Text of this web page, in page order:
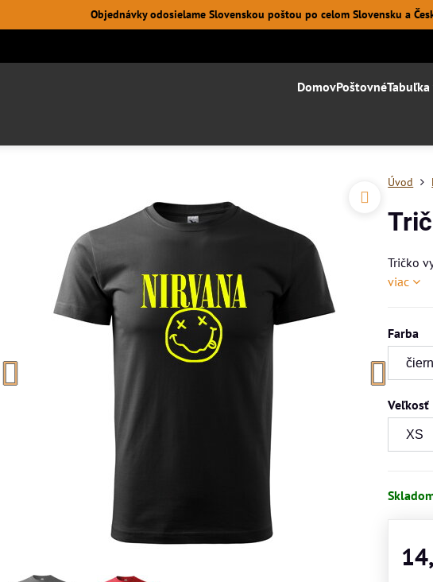
Objednávky odosielame Slovenskou poštou po celom Slovensku a
DomovPoštovné
Úvod
Tričko
viac
Farba
Veľkosť